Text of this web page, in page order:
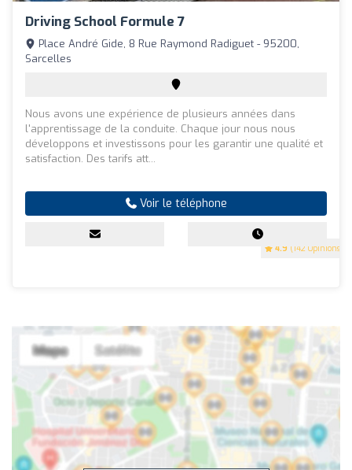
Driving School Formule 7
4.9 (142 Opinions)
Place André Gide, 8 Rue Raymond Radiguet - 95200,
Sarcelles
Nous avons une expérience de plusieurs années dans
l'apprentissage de la conduite. Chaque jour nous nous
développons et investissons pour les garantir une qualité et
satisfaction. Des tarifs att...
Voir le téléphone